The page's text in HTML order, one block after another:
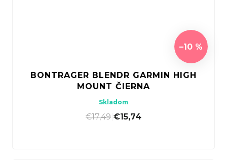
–10 %
BONTRAGER BLENDR GARMIN HIGH
MOUNT ČIERNA
Skladom
€17,49 €15,74